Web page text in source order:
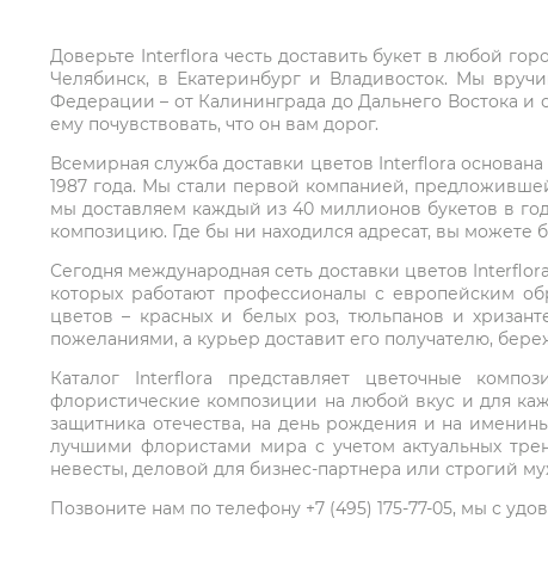
Доверьте Interflora честь доставить букет в любой
Челябинск, в Екатеринбург и Владивосток. Мы
Федерации – от Калининграда до Дальнего Востока и
ему почувствовать, что он вам дорог.
Всемирная служба доставки цветов Interflora
1987 года. Мы стали первой компанией,
мы доставляем каждый из 40 миллионов букетов в
композицию. Где бы ни находился адресат, вы
Сегодня международная сеть доставки цветов
которых работают профессионалы с европейским
цветов – красных и белых роз, тюльпанов и
пожеланиями, а курьер доставит его получателю,
Каталог Interflora представляет цветочные
флористические композиции на любой вкус и для
защитника отечества, на день рождения и на
лучшими флористами мира с учетом актуальных
невесты, деловой для бизнес-партнера или строгий
Позвоните нам по телефону +7 (495) 175-77-05, мы с